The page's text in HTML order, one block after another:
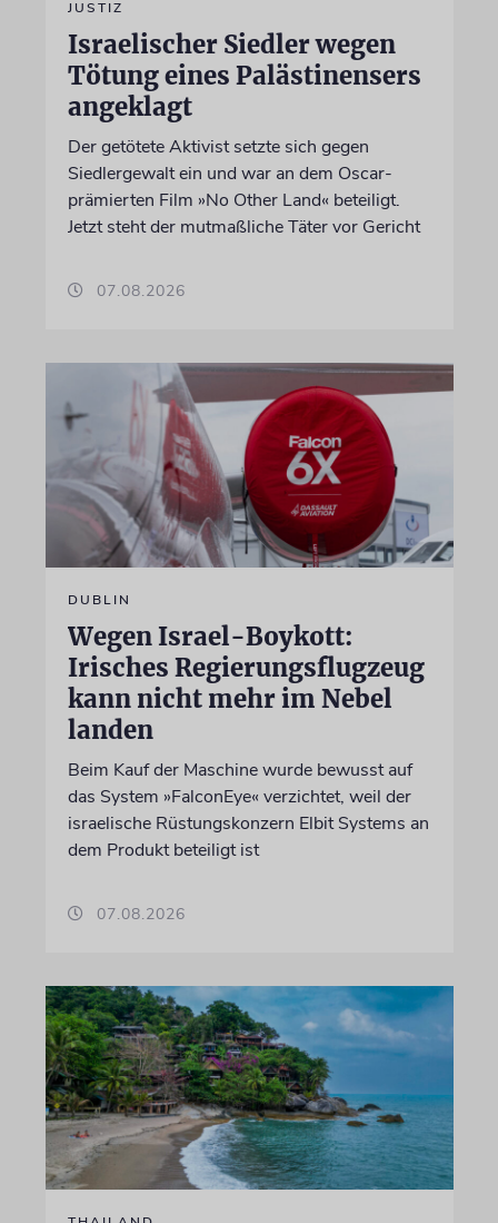
JUSTIZ
Israelischer Siedler wegen
Tötung eines Palästinensers
angeklagt
Der getötete Aktivist setzte sich gegen
Siedlergewalt ein und war an dem Oscar-
prämierten Film »No Other Land« beteiligt.
Jetzt steht der mutmaßliche Täter vor Gericht
07.08.2026
DUBLIN
Wegen Israel-Boykott:
Irisches Regierungsflugzeug
kann nicht mehr im Nebel
landen
Beim Kauf der Maschine wurde bewusst auf
das System »FalconEye« verzichtet, weil der
israelische Rüstungskonzern Elbit Systems an
dem Produkt beteiligt ist
07.08.2026